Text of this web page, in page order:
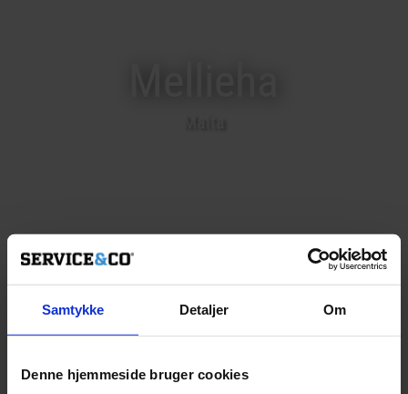
Samtykke Detaljer Om
Denne hjemmeside bruger cookies
Marbella
Spanien